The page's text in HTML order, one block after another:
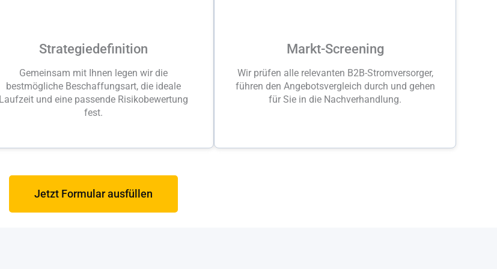
Strategiedefinition
Gemeinsam mit Ihnen legen wir die
bestmögliche Beschaffungsart, die ideale
Laufzeit und eine passende Risikobewertung
fest.
Markt-Screening
Wir prüfen alle relevanten B2B-Stromversorger,
führen den Angebotsvergleich durch und gehen
für Sie in die Nachverhandlung.
Jetzt Formular ausfüllen